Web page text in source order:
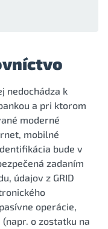
nedochádza k
a pri ktorom
moderné
mobilné
bude v
zadaním
údajov z GRID
operácie,
o zostatku na